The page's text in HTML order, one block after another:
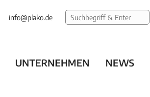
info@plako.de
UNTERNEHMEN NEWS